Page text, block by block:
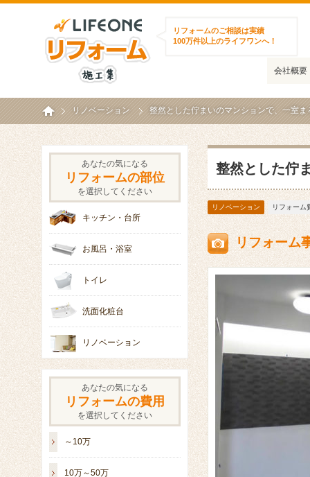
リフォームのご相談は実績
100万件以上のライフワンへ！
会社概要
ホームリノベーション 整然とした佇まいのマンションで、一室
整然とした佇
リノベーション リフォーム
リフォーム
あなたの気になる
リフォームの部位
を選択してください
キッチン・台所
お風呂・浴室
トイレ
洗面化粧台
リノベーション
あなたの気になる
リフォームの費用
を選択してください
～10万
10万～50万